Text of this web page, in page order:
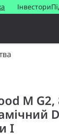
Інвестори
M
I